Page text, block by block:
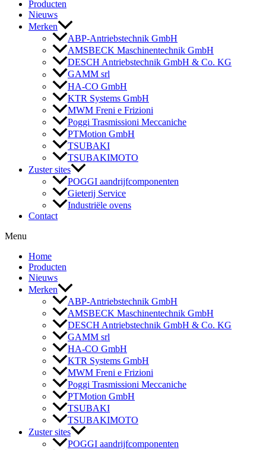
Producten
Nieuws
Merken
ABP-Antriebstechnik GmbH
AMSBECK Maschinentechnik GmbH
DESCH Antriebstechnik GmbH & Co. KG
GAMM srl
HA-CO GmbH
KTR Systems GmbH
MWM Freni e Frizioni
Poggi Trasmissioni Meccaniche
PTMotion GmbH
TSUBAKI
TSUBAKIMOTO
Zuster sites
POGGI aandrijfcomponenten
Gieterij Service
Industriële ovens
Contact
Menu
Home
Producten
Nieuws
Merken
ABP-Antriebstechnik GmbH
AMSBECK Maschinentechnik GmbH
DESCH Antriebstechnik GmbH & Co. KG
GAMM srl
HA-CO GmbH
KTR Systems GmbH
MWM Freni e Frizioni
Poggi Trasmissioni Meccaniche
PTMotion GmbH
TSUBAKI
TSUBAKIMOTO
Zuster sites
POGGI aandrijfcomponenten